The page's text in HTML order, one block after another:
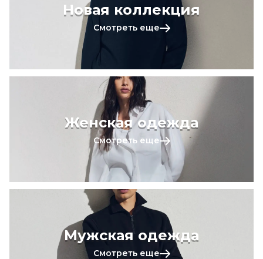
Новая коллекция
Смотреть еще
Женская одежда
Смотреть еще
Мужская одежда
Смотреть еще